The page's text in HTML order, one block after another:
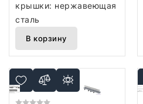
крышки: нержавеющая
сталь
В корзину